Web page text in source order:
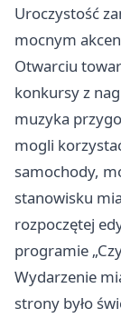
Uroczystość
mocnym
Otwarciu
konkursy z
muzyka
mogli
samochody,
stanowisku
rozpoczętej
programie
Wydarzenie
strony było